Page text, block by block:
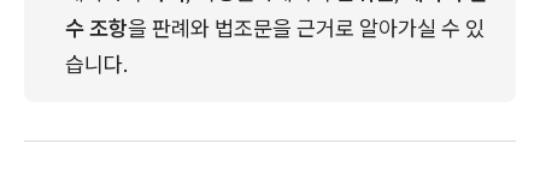
수 조항을 판례와 법조문을 근거로 알아가실 수 있
습니다.